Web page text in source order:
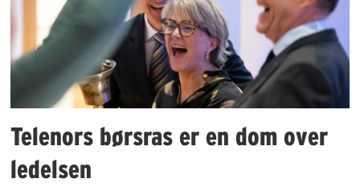
Telenors børsras er en dom over
ledelsen